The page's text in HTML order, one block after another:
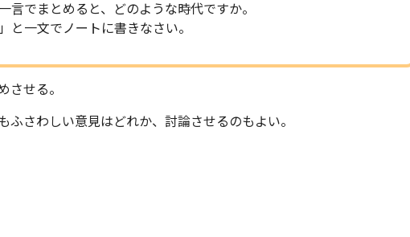
言でまとめると、どのような時代ですか。
と一文でノートに書きなさい。
させる。
ふさわしい意見はどれか、討論させるのもよい。